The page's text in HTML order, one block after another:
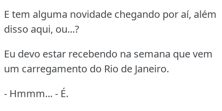
E tem alguma novidade chegando por aí, além
disso aqui, ou...?
Eu devo estar recebendo na semana que vem
um carregamento do Rio de Janeiro.
- Hmmm... - É.